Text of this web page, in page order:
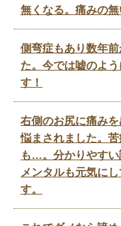
無くなる。痛みの無
側弯症もあり数年
た。今では嘘のよ
す！
右側のお尻に痛み
悩まされました。
も…。分かりやすい
メンタルも元気に
す。